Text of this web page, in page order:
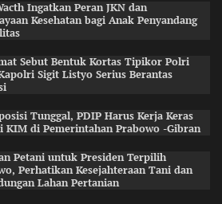
Ingatkan Peran JKN dan
Kesehatan bagi Anak Penyandang
Sebut Bentuk Kortas Tipikor Polri
Sigit Listyo Serius Berantas
Tunggal, PDIP Harus Kerja Keras
KIM di Pemerintahan Prabowo -Gibran
Petani untuk Presiden Terpilih
Perhatikan Kesejahteraan Tani dan
Lahan Pertanian